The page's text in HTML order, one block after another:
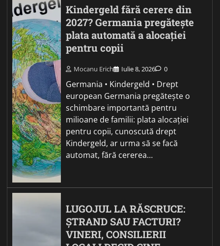
Kindergeld fără cerere din
2027? Germania pregătește
plata automată a alocației
pentru copii
Mocanu Erich Iulie 8, 2026 0
Germania • Kindergeld • Drept
european Germania pregătește o
schimbare importantă pentru
milioane de familii: plata alocației
pentru copii, cunoscută drept
Kindergeld, ar urma să se facă
automat, fără cererea…
LUGOJUL LA RĂSCRUCE:
ȘTRAND SAU FACTURI?
VINERI, CONSILIERII